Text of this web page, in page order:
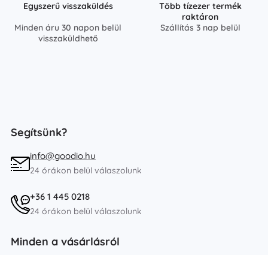
Egyszerű visszaküldés
Minden áru 30 napon belül
visszaküldhető
Több tízezer termék
raktáron
Szállítás 3 nap belül
Segítsünk?
info@goodio.hu
24 órákon belül válaszolunk
+36 1 445 0218
24 órákon belül válaszolunk
Minden a vásárlásról